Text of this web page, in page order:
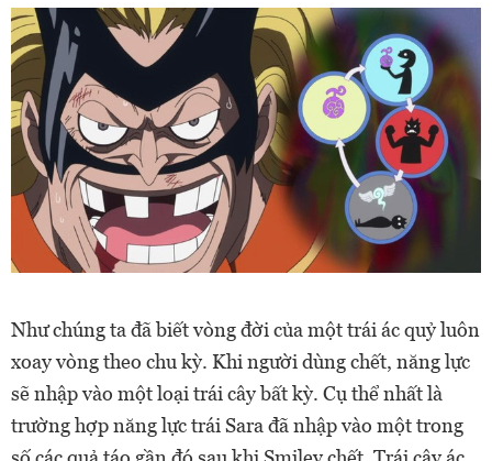
Như chúng ta đã biết vòng đời của một trái ác quỷ luôn
xoay vòng theo chu kỳ. Khi người dùng chết, năng lực
sẽ nhập vào một loại trái cây bất kỳ. Cụ thể nhất là
trường hợp năng lực trái Sara đã nhập vào một trong